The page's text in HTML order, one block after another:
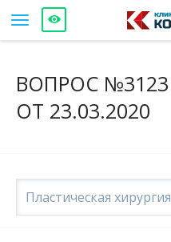
ВОПРОС №3123
ОТ 23.03.2020
Пластическая хирургия